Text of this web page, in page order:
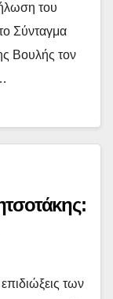
του
Σύνταγμα
Βουλής τον
των